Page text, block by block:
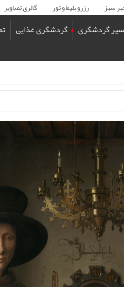
سبز رزرو بلیط و تور گالری تصاویر
گردشگری گردشگری غذایی